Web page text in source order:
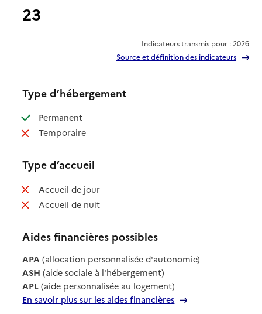
23
Indicateurs transmis pour : 2026
Source et définition des indicateurs
Type d’hébergement
Permanent: disponible
Temporaire: non disponible
Type d’accueil
Accueil de jour: non disponible
Accueil de nuit: non disponible
Aides financières possibles
APA (allocation personnalisée d'autonomie)
ASH (aide sociale à l'hébergement)
APL (aide personnalisée au logement)
En savoir plus sur les aides financières